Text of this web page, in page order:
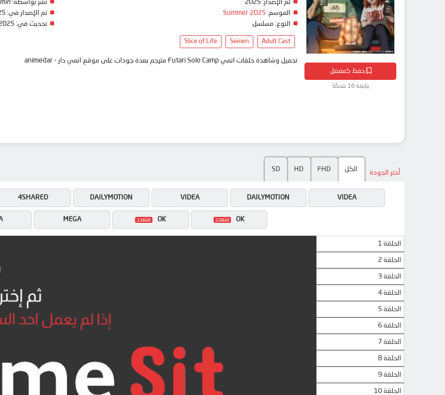
حفظ كمفضل
يتابعه 16 شخصًا
تم الإصدار:
الموسم: Summer 2025
النوع: مسلسل
نشر بواسطة:
تم الإصدار في:
تحديث في:
Adult Cast
Seinen
Slice of Life
تحميل وشاهدة حلقات انمي Futari Solo Camp مترجم بعدة جودات على موقع انمي دار - animedar
أختر الجودة الكل FHD
HD
SD
VIDEA
DAILYMOTION
OK
OK
VIDEA
DAILYMOTION
MEGA
4SHARED
الحلقة 1
الحلقة 2
الحلقة 3
الحلقة 4
الحلقة 5
الحلقة 6
الحلقة 7
الحلقة 8
الحلقة 9
الحلقة 10